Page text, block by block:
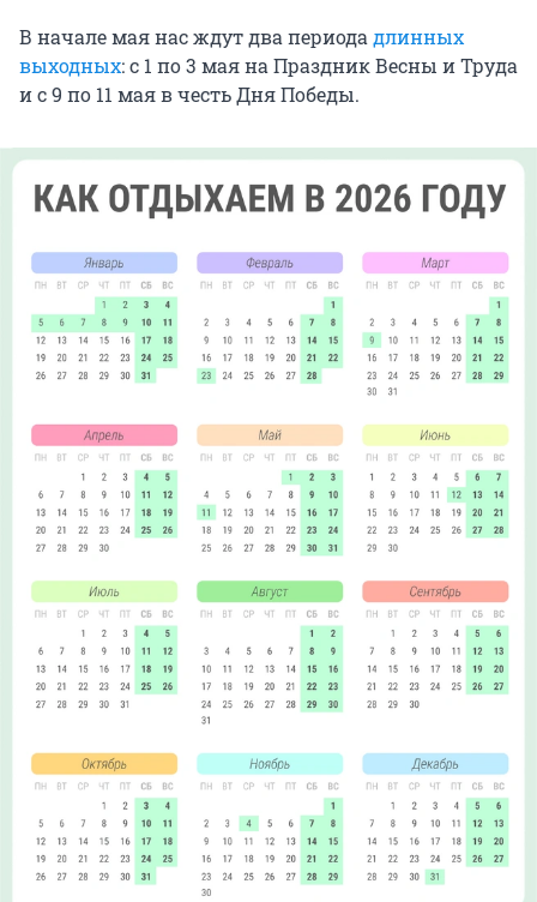
В начале мая нас ждут два периодадлинных
выходных: с 1 по3 маяна Праздник Весны и Труда
и с 9 по 11 маяв честь Дня Победы.